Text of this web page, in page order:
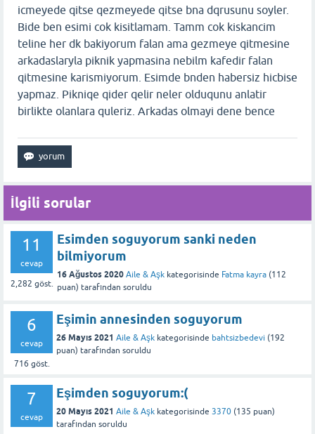
icmeyede qitse qezmeyede qitse bna dqrusunu soyler.
Bide ben esimi cok kisitlamam. Tamm cok kiskancim
teline her dk bakiyorum falan ama gezmeye qitmesine
arkadaslaryla piknik yapmasina nebilm kafedir falan
qitmesine karismiyorum. Esimde bnden habersiz hicbise
yapmaz. Pikniqe qider qelir neler olduqunu anlatir
birlikte olanlara quleriz. Arkadas olmayi dene bence
İlgili sorular
11
cevap
2,282 göst.
Esimden soguyorum sanki neden
bilmiyorum
16 Ağustos 2020 Aile & Aşk kategorisinde Fatma kayra (112
puan) tarafından soruldu
6
cevap
716 göst.
Eşimin annesinden soguyorum
26 Mayıs 2021 Aile & Aşk kategorisinde bahtsizbedevi (192
puan) tarafından soruldu
7
cevap
Eşimden soguyorum:(
20 Mayıs 2021 Aile & Aşk kategorisinde 3370 (135 puan)
tarafından soruldu